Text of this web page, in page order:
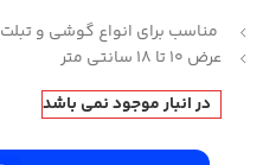
مناسب برای انواع گوشی و تبلت
عرض 10 تا 18 سانتی متر
در انبار موجود نمی باشد